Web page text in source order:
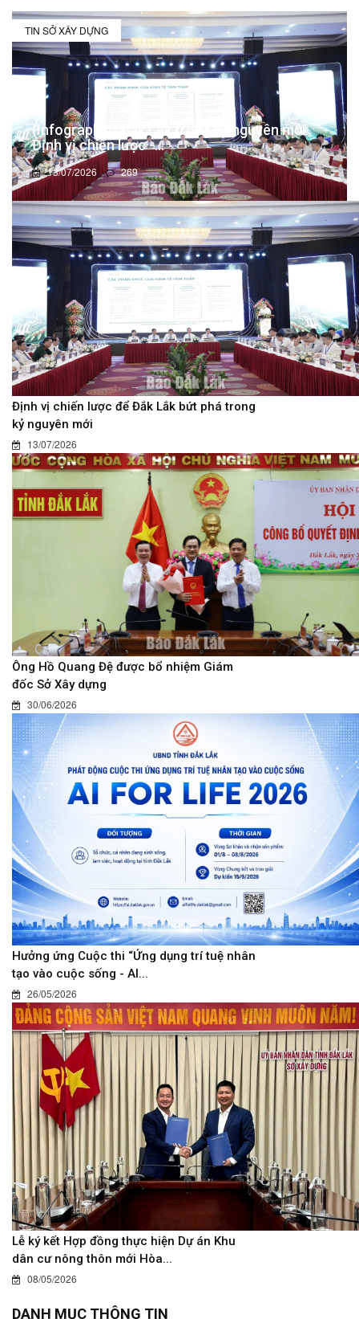
TIN SỞ XÂY DỰNG
(Infographic) Đắk Lắk trong kỷ nguyên mới:
Định vị chiến lược -...
13/07/2026 269
Định vị chiến lược để Đắk Lắk bứt phá trong
kỷ nguyên mới
13/07/2026
Ông Hồ Quang Đệ được bổ nhiệm Giám
đốc Sở Xây dựng
30/06/2026
Hưởng ứng Cuộc thi “Ứng dụng trí tuệ nhân
tạo vào cuộc sống - AI...
26/05/2026
Lễ ký kết Hợp đồng thực hiện Dự án Khu
dân cư nông thôn mới Hòa...
08/05/2026
DANH MỤC THÔNG TIN